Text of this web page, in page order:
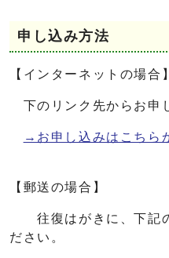
申し込み方法
【インターネットの場合】
下のリンク先からお申
→お申し込みはこちら
【郵送の場合】
往復はがきに、下記の
ださい。